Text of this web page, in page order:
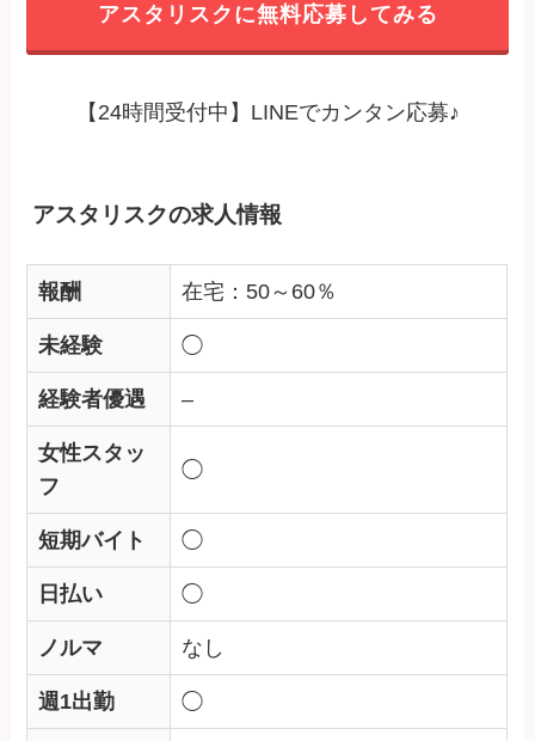
アスタリスクに無料応募してみる
【24時間受付中】LINEでカンタン応募♪
アスタリスクの求人情報
報酬 在宅：50～60％
未経験 ◯
経験者優遇 –
女性スタッ
フ
◯
短期バイト ◯
日払い ◯
ノルマ なし
週1出勤 ◯